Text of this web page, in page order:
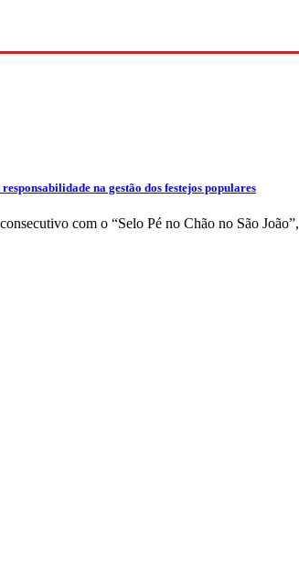
na gestão dos festejos populares
com o “Selo Pé no Chão no São João”,